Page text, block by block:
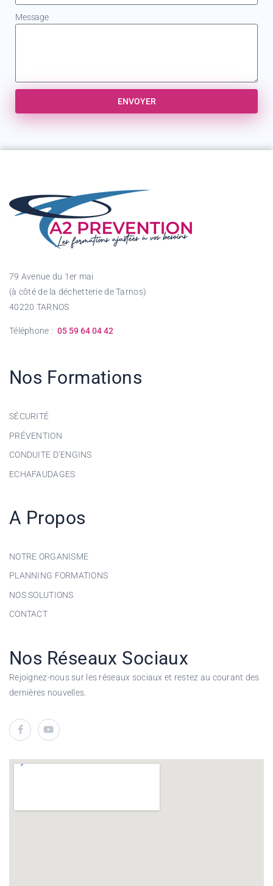
Message
ENVOYER
79 Avenue du 1er mai
(à côté de la déchetterie de Tarnos)
40220 TARNOS
Téléphone : 05 59 64 04 42
Nos Formations
SÉCURITÉ
PRÉVENTION
CONDUITE D’ENGINS
ECHAFAUDAGES
A Propos
NOTRE ORGANISME
PLANNING FORMATIONS
NOS SOLUTIONS
CONTACT
Nos Réseaux Sociaux
Rejoignez-nous sur les réseaux sociaux et restez au courant des
dernières nouvelles.